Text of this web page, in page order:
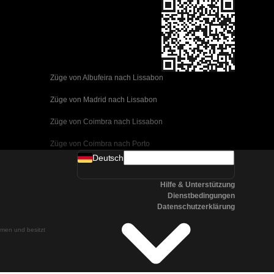
Züge von Albufeira nach Lissabon
Züge von Madrid nach Lissabon
Züge von Coimbra nach Lissabon
Züge von Coimbra nach Porto
Züge von Valencia nach Barcelona
Züge von Malaga nach Barcelona
Züge von Malaga nach Madrid
Züge von Cordoba nach Madrid
und besitzt
Deutsch
Hilfe & Unterstützung
Dienstbedingungen
Datenschutzerklärung